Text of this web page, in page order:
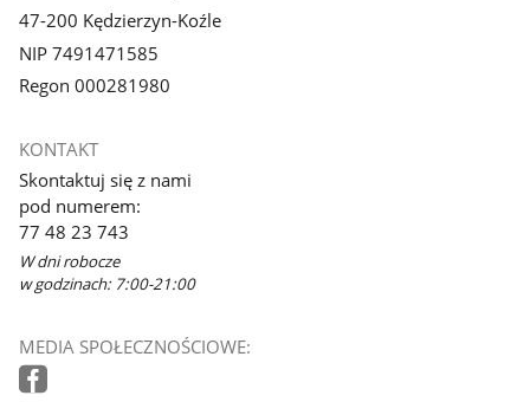
47-200 Kędzierzyn-Koźle
NIP 7491471585
Regon 000281980
KONTAKT
Skontaktuj się z nami
pod numerem:
77 48 23 743
W dni robocze
w godzinach: 7:00-21:00
MEDIA SPOŁECZNOŚCIOWE: